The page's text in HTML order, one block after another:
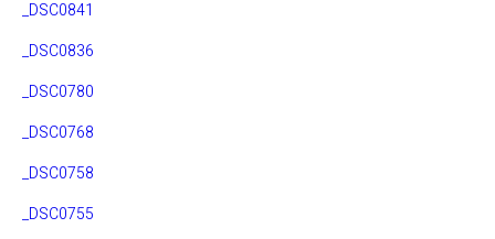
_DSC0841
_DSC0836
_DSC0780
_DSC0768
_DSC0758
_DSC0755